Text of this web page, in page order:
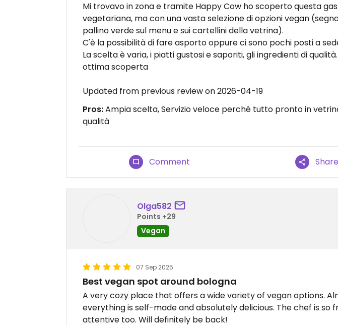
Mi trovavo in zona e tramite Happy Cow ho scoperto questa
vegetariana, ma con una vasta selezione di opzioni vegan
pallino verde sul menu e sui cartellini della vetrina).
C'è la possibilità di fare asporto oppure ci sono pochi posti a
La scelta è varia, i piatti gustosi e saporiti, gli ingredienti di
ottima scoperta
Updated from previous review on 2026-04-19
Pros:Ampia scelta, Servizio veloce perché tutto pronto in
qualità
Comment Share
Olga582
Points +29
Vegan
07 Sep 2025
Best vegan spot around bologna
A very cozy place that offers a wide variety of vegan options.
everything is self-made and absolutely delicious. The chef is so
attentive too. Will definitely be back!